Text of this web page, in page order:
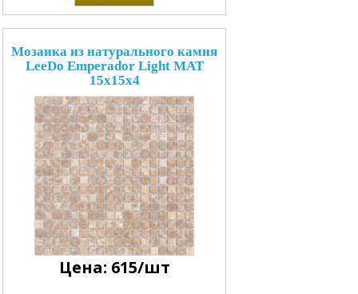
Мозаика из натурального камня
LeeDo Emperador Light MAT
15x15x4
Цена: 615/шт